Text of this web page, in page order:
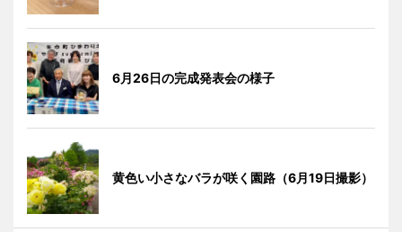
6月26日の完成発表会の様子
黄色い小さなバラが咲く園路（6月19日撮影）